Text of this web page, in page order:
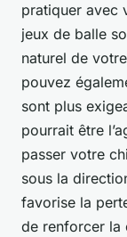
pratiquer avec
jeux de balle
naturel de
pouvez
sont plus
pourrait être
passer votre
sous la
favorise la
de renforcer la